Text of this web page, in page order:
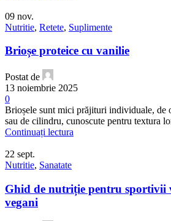
09 nov.
Nutritie, Retete, Suplimente
Brioșe proteice cu vanilie
Postat de
13 noiembrie 2025
0
Brioșele sunt mici prăjituri individuale, de
sau de cilindru, cunoscute pentru textura
Continuați lectura
22 sept.
Nutritie, Sanatate
Ghid de nutriție pentru sportivii
vegani